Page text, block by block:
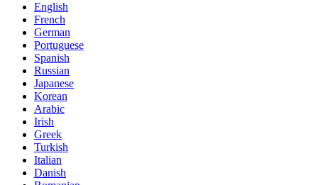
English
French
German
Portuguese
Spanish
Russian
Japanese
Korean
Arabic
Irish
Greek
Turkish
Italian
Danish